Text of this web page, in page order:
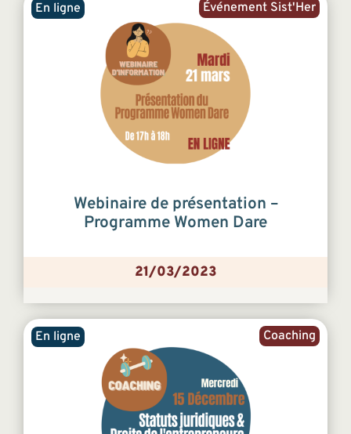
Événement Sist'Her
En ligne
Webinaire de présentation –
Programme Women Dare
21/03/2023
Coaching
En ligne